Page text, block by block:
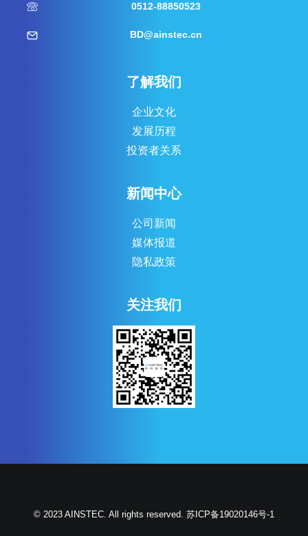
0512-88850523
BD@ainstec.cn
了解我们
企业文化
发展历程
投资者关系
新闻中心
公司新闻
媒体报道
隐私政策
关注我们
© 2023 AINSTEC. All rights reserved. 苏ICP备19020146号-1